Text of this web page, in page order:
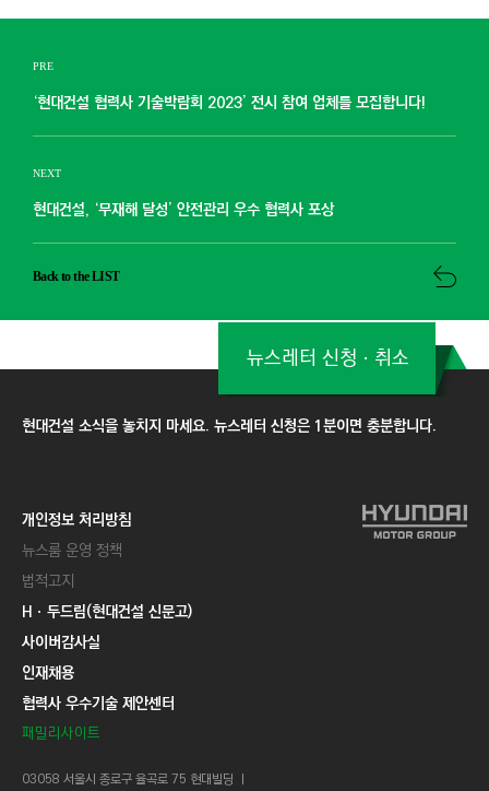
PRE
‘현대건설 협력사 기술박람회 2023’ 전시 참여 업체를 모집합니다!
NEXT
현대건설, ‘무재해 달성’ 안전관리 우수 협력사 포상
Back to the LIST
현대건설 소식을 놓치지 마세요. 뉴스레터 신청은 1분이면 충분합니다.
뉴스레터 신청ㆍ취소
개인정보 처리방침
뉴스룸 운영 정책
법적고지
Hㆍ두드림(현대건설 신문고)
사이버감사실
인재채용
협력사 우수기술 제안센터
패밀리사이트
03058 서울시 종로구 율곡로 75 현대빌딩 ㅣ